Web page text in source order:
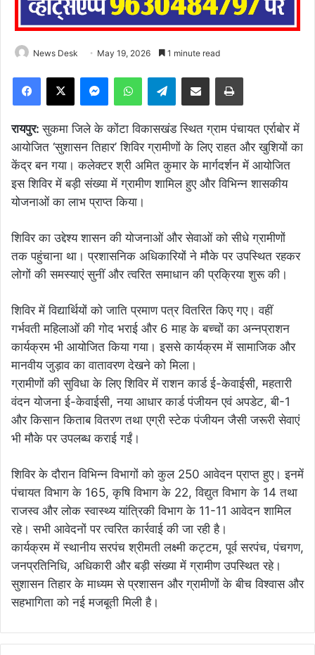
News Desk May 19, 2026 1 minute read
Facebook
X MessengerWhatsAppTelegramShare via Email Print
रायपुर:सुकमा जिले के कोंटा विकासखंड स्थित ग्राम पंचायत एर्राबोर में
आयोजित ‘सुशासन तिहार’ शिविर ग्रामीणों के लिए राहत और खुशियों का
केंद्र बन गया। कलेक्टर श्री अमित कुमार के मार्गदर्शन में आयोजित
इस शिविर में बड़ी संख्या में ग्रामीण शामिल हुए और विभिन्न शासकीय
योजनाओं का लाभ प्राप्त किया।
शिविर का उद्देश्य शासन की योजनाओं और सेवाओं को सीधे ग्रामीणों
तक पहुंचाना था। प्रशासनिक अधिकारियों ने मौके पर उपस्थित रहकर
लोगों की समस्याएं सुनीं और त्वरित समाधान की प्रक्रिया शुरू की।
शिविर में विद्यार्थियों को जाति प्रमाण पत्र वितरित किए गए। वहीं
गर्भवती महिलाओं की गोद भराई और 6 माह के बच्चों का अन्नप्राशन
कार्यक्रम भी आयोजित किया गया। इससे कार्यक्रम में सामाजिक और
मानवीय जुड़ाव का वातावरण देखने को मिला।
ग्रामीणों की सुविधा के लिए शिविर में राशन कार्ड ई-केवाईसी, महतारी
वंदन योजना ई-केवाईसी, नया आधार कार्ड पंजीयन एवं अपडेट, बी-1
और किसान किताब वितरण तथा एग्री स्टेक पंजीयन जैसी जरूरी सेवाएं
भी मौके पर उपलब्ध कराई गईं।
शिविर के दौरान विभिन्न विभागों को कुल 250 आवेदन प्राप्त हुए। इनमें
पंचायत विभाग के 165, कृषि विभाग के 22, विद्युत विभाग के 14 तथा
राजस्व और लोक स्वास्थ्य यांत्रिकी विभाग के 11-11 आवेदन शामिल
रहे। सभी आवेदनों पर त्वरित कार्रवाई की जा रही है।
कार्यक्रम में स्थानीय सरपंच श्रीमती लक्ष्मी कट्टम, पूर्व सरपंच, पंचगण,
जनप्रतिनिधि, अधिकारी और बड़ी संख्या में ग्रामीण उपस्थित रहे।
सुशासन तिहार के माध्यम से प्रशासन और ग्रामीणों के बीच विश्वास और
सहभागिता को नई मजबूती मिली है।